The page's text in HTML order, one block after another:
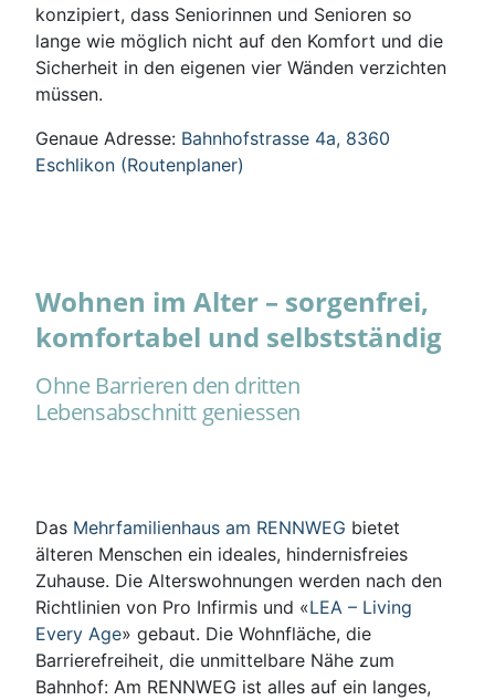
konzipiert, dass Seniorinnen und Senioren so
lange wie möglich nicht auf den Komfort und die
Sicherheit in den eigenen vier Wänden verzichten
müssen.
Genaue Adresse: Bahnhofstrasse 4a, 8360
Eschlikon (Routenplaner)
Wohnen im Alter – sorgenfrei,
komfortabel und selbstständig
Ohne Barrieren den dritten
Lebensabschnitt geniessen
Das Mehrfamilienhaus am RENNWEG bietet
älteren Menschen ein ideales, hindernisfreies
Zuhause. Die Alterswohnungen werden nach den
Richtlinien von Pro Infirmis und «LEA – Living
Every Age» gebaut. Die Wohnfläche, die
Barrierefreiheit, die unmittelbare Nähe zum
Bahnhof: Am RENNWEG ist alles auf ein langes,